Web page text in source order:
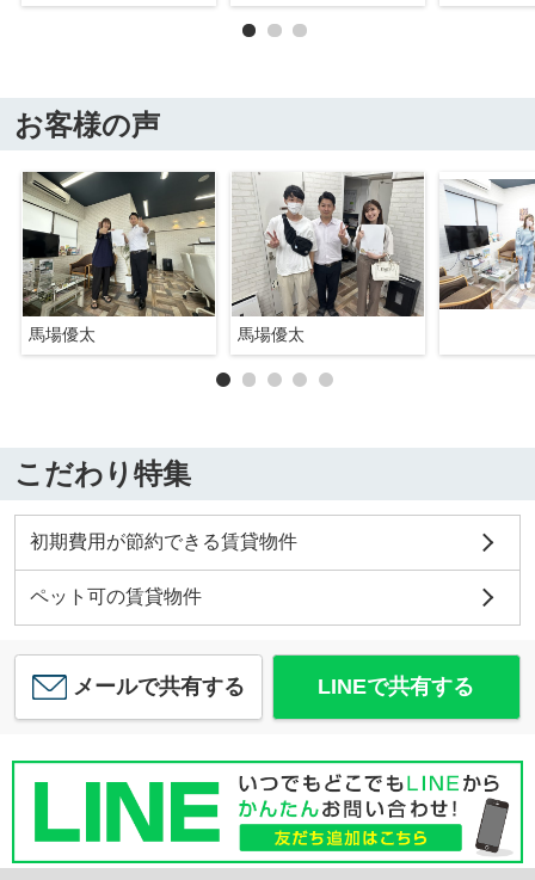
お客様の声
馬場優太 馬場優太
こだわり特集
初期費用が節約できる賃貸物件
ペット可の賃貸物件
メールで共有する LINEで共有する